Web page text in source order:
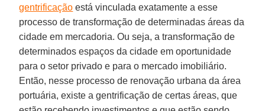
gentrificação está vinculada exatamente a esse
processo de transformação de determinadas áreas da
cidade em mercadoria. Ou seja, a transformação de
determinados espaços da cidade em oportunidade
para o setor privado e para o mercado imobiliário.
Então, nesse processo de renovação urbana da área
portuária, existe a gentrificação de certas áreas, que